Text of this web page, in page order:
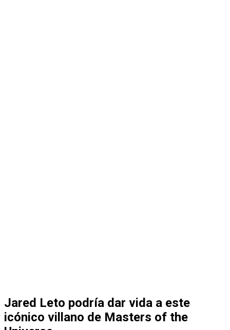
Jared Leto podría dar vida a este
icónico villano de Masters of the